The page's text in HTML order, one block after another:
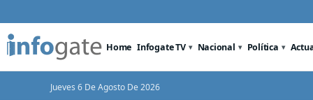
Home Infogate TV Nacional Política
Jueves 6 De Agosto De 2026